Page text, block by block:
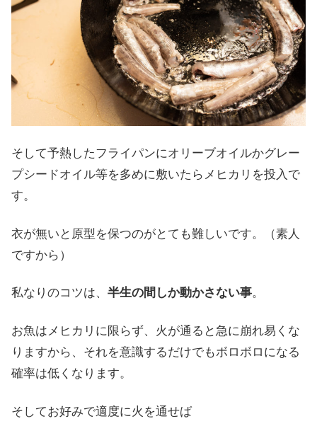
そして予熱したフライパンにオリーブオイルかグレー
プシードオイル等を多めに敷いたらメヒカリを投入で
す。
衣が無いと原型を保つのがとても難しいです。（素人
ですから）
私なりのコツは、 半生の間しか動かさない事。
お魚はメヒカリに限らず、火が通ると急に崩れ易くな
りますから、それを意識するだけでもボロボロになる
確率は低くなります。
そしてお好みで適度に火を通せば